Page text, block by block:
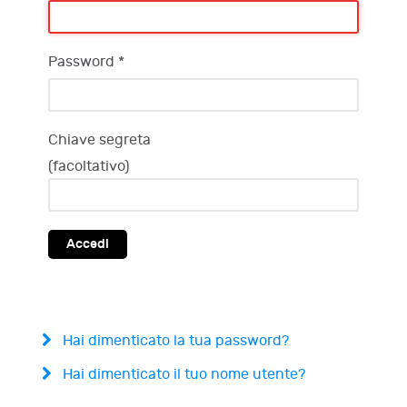
Password *
Chiave segreta
(facoltativo)
Accedi
Hai dimenticato la tua password?
Hai dimenticato il tuo nome utente?